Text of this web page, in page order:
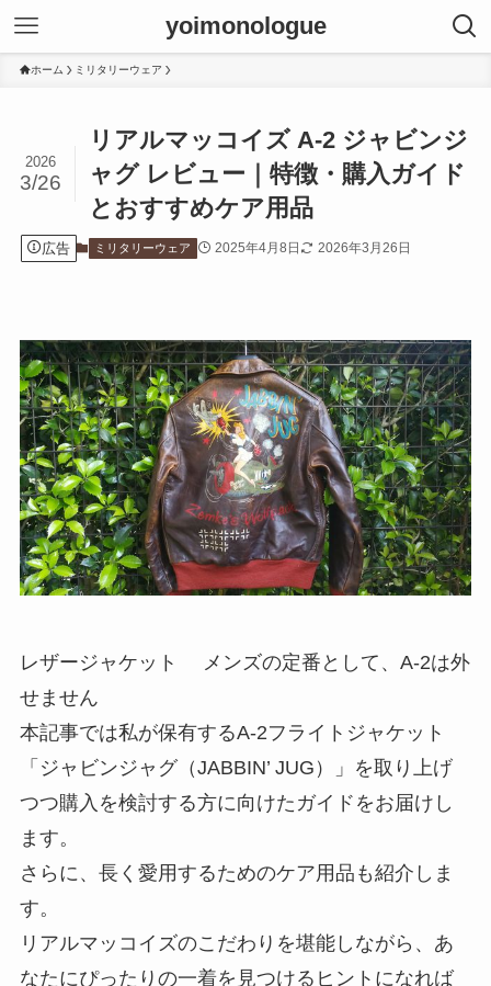
yoimonologue
ホーム ミリタリーウェア
リアルマッコイズ A-2 ジャビンジ
ャグ レビュー｜特徴・購入ガイド
とおすすめケア用品
2026
3/26
広告 ミリタリーウェア 2025年4月8日 2026年3月26日
レザージャケット メンズの定番として、A-2は外
せません
本記事では私が保有するA-2フライトジャケット
「ジャビンジャグ（JABBIN’ JUG）」を取り上げ
つつ購入を検討する方に向けたガイドをお届けし
ます。
さらに、長く愛用するためのケア用品も紹介しま
す。
リアルマッコイズのこだわりを堪能しながら、あ
なたにぴったりの一着を見つけるヒントになれば